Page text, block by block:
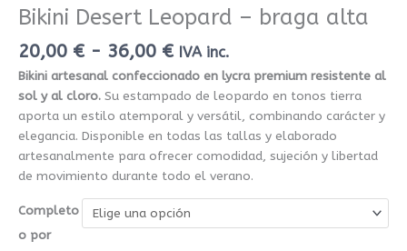
Bikini Desert Leopard – braga alta
20,00 € - 36,00 € IVA inc.
Bikini artesanal confeccionado en lycra premium resistente al
sol y al cloro. Su estampado de leopardo en tonos tierra
aporta un estilo atemporal y versátil, combinando carácter y
elegancia. Disponible en todas las tallas y elaborado
artesanalmente para ofrecer comodidad, sujeción y libertad
de movimiento durante todo el verano.
Completo
o por